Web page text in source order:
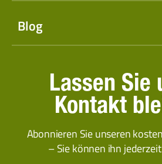
Blog
Lassen Sie
Kontakt
Abonnieren Sie unseren
– Sie können ihn